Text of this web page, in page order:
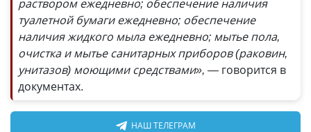
раствором ежедневно; обеспечение наличия
туалетной бумаги ежедневно; обеспечение
наличия жидкого мыла ежедневно; мытье пола,
очистка и мытье санитарных приборов (раковин,
унитазов) моющими средствами», — говорится в
документах.
НАШ ТЕЛЕГРАМ